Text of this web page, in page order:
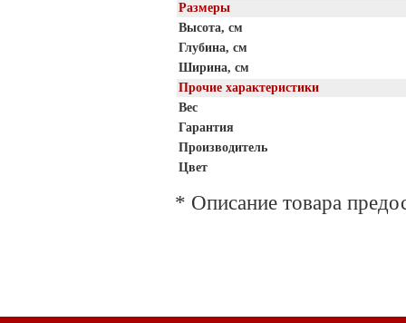
Размеры
Высота, см
Глубина, см
Ширина, см
Прочие характеристики
Вес
Гарантия
Производитель
Цвет
* Описание товара